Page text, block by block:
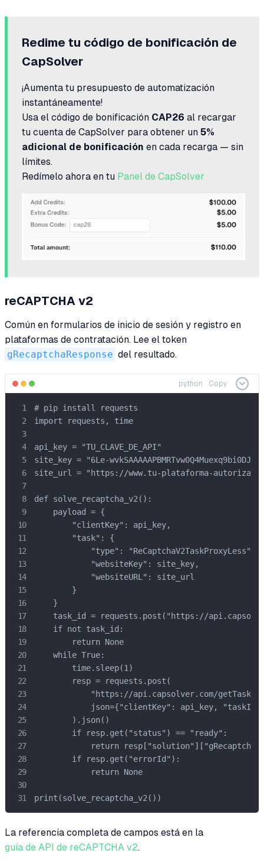
Redime tu código de bonificación de
CapSolver
¡Aumenta tu presupuesto de automatización
instantáneamente!
Usa el código de bonificación CAP26 al recargar
tu cuenta de CapSolver para obtener un 5%
adicional de bonificación en cada recarga — sin
límites.
Redímelo ahora en tu Panel de CapSolver
reCAPTCHA v2
Común en formularios de inicio de sesión y registro en
plataformas de contratación. Lee el token
gRecaptchaResponse del resultado.
python Copy
# pip install requests
import requests, time
api_key = "TU_CLAVE_DE_API"
site_key = "6Le-
site_url = "https://www.tu-plataforma-
def solve_recaptcha_v2():
    payload = {
        "clientKey": api_key,
        "task": {
            "type": "ReCaptchaV2TaskProxyLess",
            "websiteKey": site_key,
            "websiteURL": site_url
        }
    }
task_id = requests.post("https://
    if not task_id:
        return None
    while True:
        time.sleep(1)
        resp = requests.post(
"https://api.capsolver.com/
json={"clientKey": api_key,
        ).json()
        if resp.get("status") == "ready":
return
        if resp.get("errorId"):
            return None
print(solve_recaptcha_v2())
La referencia completa de campos está en la
guía de API de reCAPTCHA v2.